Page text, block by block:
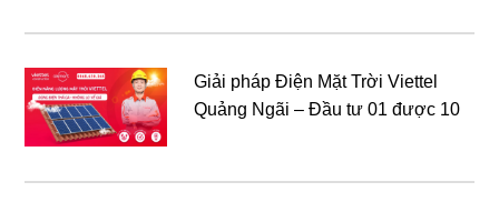
Giải pháp Điện Mặt Trời Viettel
Quảng Ngãi – Đầu tư 01 được 10